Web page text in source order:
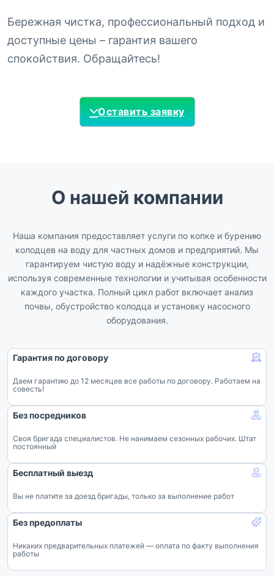
Бережная чистка, профессиональный подход и
доступные цены – гарантия вашего
спокойствия. Обращайтесь!
Оставить заявку
О нашей компании
Наша компания предоставляет услуги по копке и бурению
колодцев на воду для частных домов и предприятий. Мы
гарантируем чистую воду и надёжные конструкции,
используя современные технологии и учитывая особенности
каждого участка. Полный цикл работ включает анализ
почвы, обустройство колодца и установку насосного
оборудования.
Гарантия по договору
Даем гарантию до 12 месяцев все работы по договору. Работаем на
совесть!
Без посредников
Своя бригада специалистов. Не нанимаем сезонных рабочих. Штат
постоянный
Бесплатный выезд
Вы не платите за доезд бригады, только за выполнение работ
Без предоплаты
Никаких предварительных платежей — оплата по факту выполнения
работы